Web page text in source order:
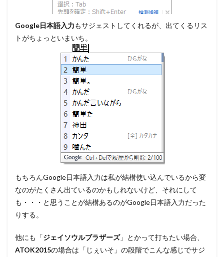
Google日本語入力もサジェストしてくれるが、出てくるリス
トがちょっといまいち。
もちろんGoogle日本語入力は私が結構使い込んでいるから変
なのがたくさん出ているのかもしれないけど、それにして
も・・・と思うことが結構あるのがGoogle日本語入力だった
りする。
他にも「ジェイソウルブラザーズ」とかって打ちたい場合、
ATOK2015の場合は「じぇいそ」の段階でこんな感じでサジ